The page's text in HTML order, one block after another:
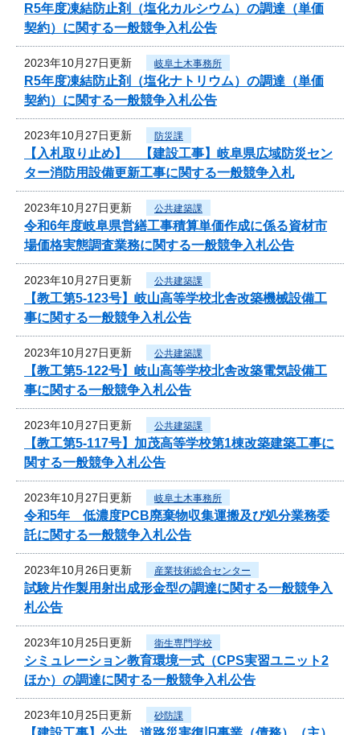
R5年度凍結防止剤（塩化カルシウム）の調達（単価
契約）に関する一般競争入札公告
2023年10月27日更新 岐阜土木事務所
R5年度凍結防止剤（塩化ナトリウム）の調達（単価
契約）に関する一般競争入札公告
2023年10月27日更新 防災課
【入札取り止め】 【建設工事】岐阜県広域防災セン
ター消防用設備更新工事に関する一般競争入札
2023年10月27日更新 公共建築課
令和6年度岐阜県営繕工事積算単価作成に係る資材市
場価格実態調査業務に関する一般競争入札公告
2023年10月27日更新 公共建築課
【教工第5-123号】岐山高等学校北舎改築機械設備工
事に関する一般競争入札公告
2023年10月27日更新 公共建築課
【教工第5-122号】岐山高等学校北舎改築電気設備工
事に関する一般競争入札公告
2023年10月27日更新 公共建築課
【教工第5-117号】加茂高等学校第1棟改築建築工事に
関する一般競争入札公告
2023年10月27日更新 岐阜土木事務所
令和5年 低濃度PCB廃棄物収集運搬及び処分業務委
託に関する一般競争入札公告
2023年10月26日更新 産業技術総合センター
試験片作製用射出成形金型の調達に関する一般競争入
札公告
2023年10月25日更新 衛生専門学校
シミュレーション教育環境一式（CPS実習ユニット2
ほか）の調達に関する一般競争入札公告
2023年10月25日更新 砂防課